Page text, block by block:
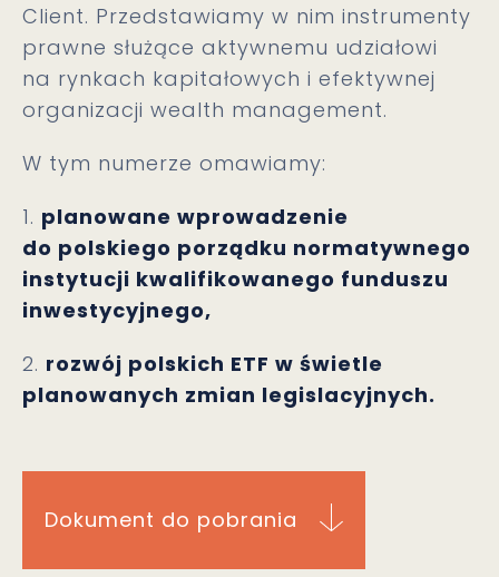
Client. Przedstawiamy w nim instrumenty
prawne służące aktywnemu udziałowi
na rynkach kapitałowych i efektywnej
organizacji wealth management.
W tym numerze omawiamy:
1. planowane wprowadzenie
do polskiego porządku normatywnego
instytucji kwalifikowanego funduszu
inwestycyjnego,
2. rozwój polskich ETF w świetle
planowanych zmian legislacyjnych.
Dokument do pobrania